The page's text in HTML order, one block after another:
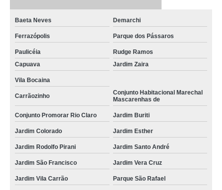
Baeta Neves Demarchi
Ferrazópolis Parque dos Pássaros
Paulicéia
Rudge Ramos
Capuava
Jardim Zaira
Vila Bocaina
Carrãozinho
Conjunto Habitacional Marechal
Mascarenhas de
Conjunto Promorar Rio Claro Jardim Buriti
Jardim Colorado Jardim Esther
Jardim Rodolfo Pirani Jardim Santo André
Jardim São Francisco Jardim Vera Cruz
Jardim Vila Carrão Parque São Rafael